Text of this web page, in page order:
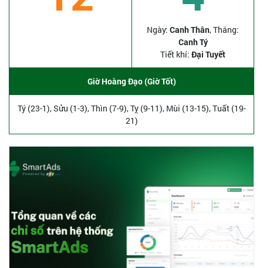
Ngày: Canh Thân, Tháng:
Canh Tý
Tiết khí: Đại Tuyết
Giờ Hoàng Đạo (Giờ Tốt)
Tý (23-1), Sửu (1-3), Thìn (7-9), Tỵ (9-11), Mùi (13-15), Tuất (19-
21)